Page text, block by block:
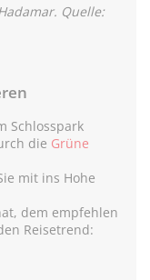
Quelle:
Schlosspark
die Grüne
mit ins Hohe
dem empfehlen
Reisetrend: